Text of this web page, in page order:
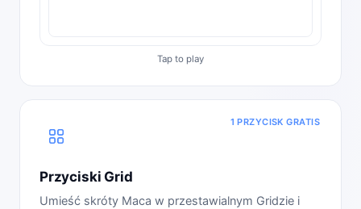
1 PRZYCISK GRATIS
Przyciski Grid
Umieść skróty Maca w przestawialnym Gridzie i